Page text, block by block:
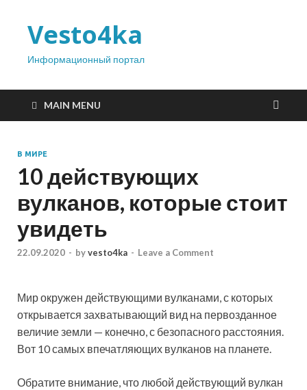
Vesto4ka
Информационный портал
MAIN MENU
В МИРЕ
10 действующих
вулканов, которые стоит
увидеть
22.09.2020 - byvesto4ka - Leave a Comment
Мир окружен действующими вулканами, с которых
открывается захватывающий вид на первозданное
величие земли — конечно, с безопасного расстояния.
Вот 10 самых впечатляющих вулканов на планете.
Обратите внимание, что любой действующий вулкан